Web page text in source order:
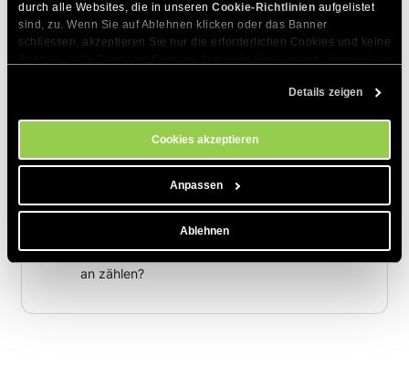
durch alle Websites, die in unseren Cookie-Richtlinien aufgelistet
sind, zu. Wenn Sie auf Ablehnen klicken oder das Banner
schliessen, akzeptieren Sie nur die erforderlichen Cookies und keine
. Sie können Ihre Cookie-Einstellungen jederzeit im
Details zeigen
Cookies akzeptieren
Anpassen
Ablehnen
Wie man ein neues Paket bestellt
Häufigste Gründe für das Scheitern einer
Zahlung
für mein Hosting-Abo stoppen?
Wie entferne ich meine
Kreditkarteninformationen aus meinem Konto?
Wenn ich mein Konto verlängere, bevor es
abläuft, wird die Verlängerung vom
Ablaufdatum oder vom Verlängerungsdatum
an zählen?